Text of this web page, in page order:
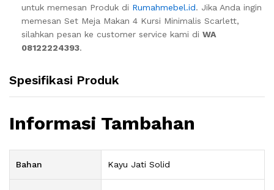
untuk memesan Produk di Rumahmebel.id. Jika Anda ingin
memesan Set Meja Makan 4 Kursi Minimalis Scarlett,
silahkan pesan ke customer service kami di WA
08122224393.
Spesifikasi Produk
Informasi Tambahan
Bahan Kayu Jati Solid